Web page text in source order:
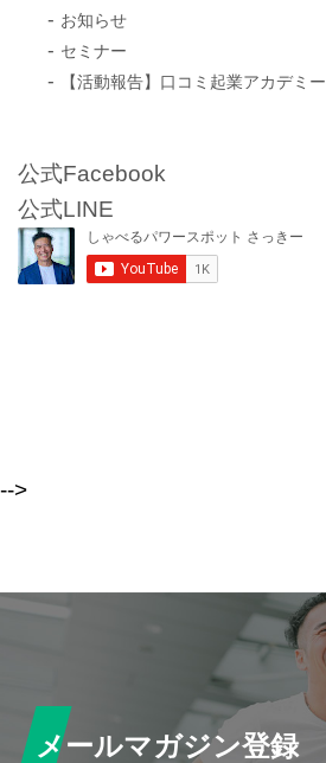
お知らせ
セミナー
【活動報告】口コミ起業アカデミー
公式Facebook
公式LINE
-->
メールマガジン登録